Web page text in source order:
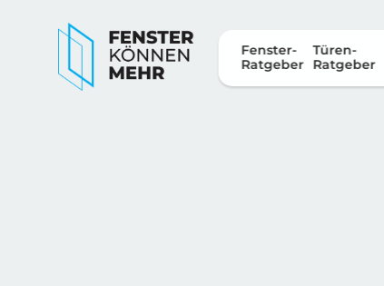
Fenster-
Ratgeber
Türen-
Ratgeber